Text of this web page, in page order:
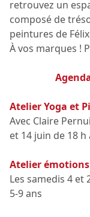
retrouvez un
composé de
peintures de
À vos marques !
Atelier Yoga et
Avec Claire
et 14 juin de 18
Atelier émotions
Les samedis 4 et
5-9 ans